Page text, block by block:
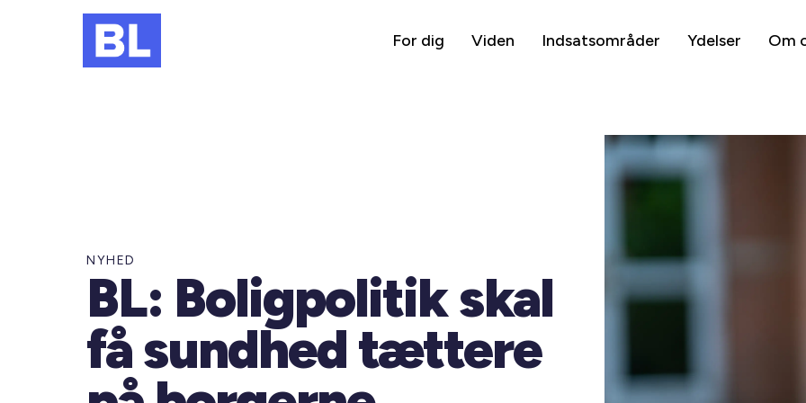
For dig Viden Indsatsområder Ydelser Om
NYHED
BL: Boligpolitik skal
få sundhed tættere